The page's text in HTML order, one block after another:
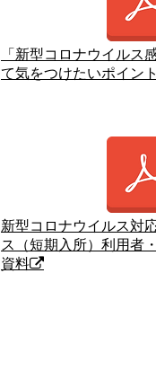
「新型コロナウイルス
て気をつけたいポイント
新型コロナウイルス対
ス（短期入所）利用者
資料​ｑ